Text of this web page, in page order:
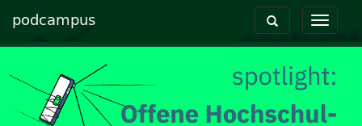
podcampus
Toggle
Toggle
navigation